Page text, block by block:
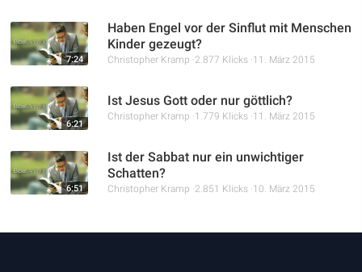
7:24
Haben Engel vor der Sinflut mit Menschen
Kinder gezeugt?
Christopher Kramp 2.877 Klicks 11. März 2015
6:21
Ist Jesus Gott oder nur göttlich?
Christopher Kramp 1.779 Klicks 11. März 2015
6:51
Ist der Sabbat nur ein unwichtiger
Schatten?
Christopher Kramp 2.851 Klicks 10. März 2015